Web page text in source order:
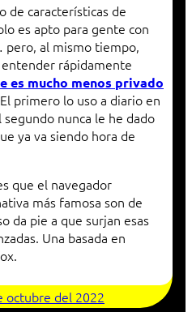
de características de
es apto para gente con
al mismo tiempo,
rápidamente
es mucho menos privado
primero lo uso a diario en
nunca le he dado
ya va siendo hora de
que el navegador
más famosa son de
da pie a que surjan esas
Una basada en
octubre del 2022